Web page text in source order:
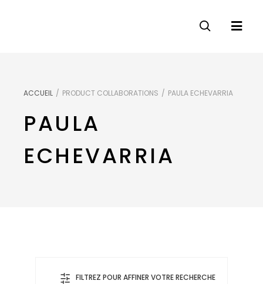
ACCUEIL / PRODUCT COLLABORATIONS / PAULA ECHEVARRIA
PAULA
ECHEVARRIA
FILTREZ POUR AFFINER VOTRE RECHERCHE